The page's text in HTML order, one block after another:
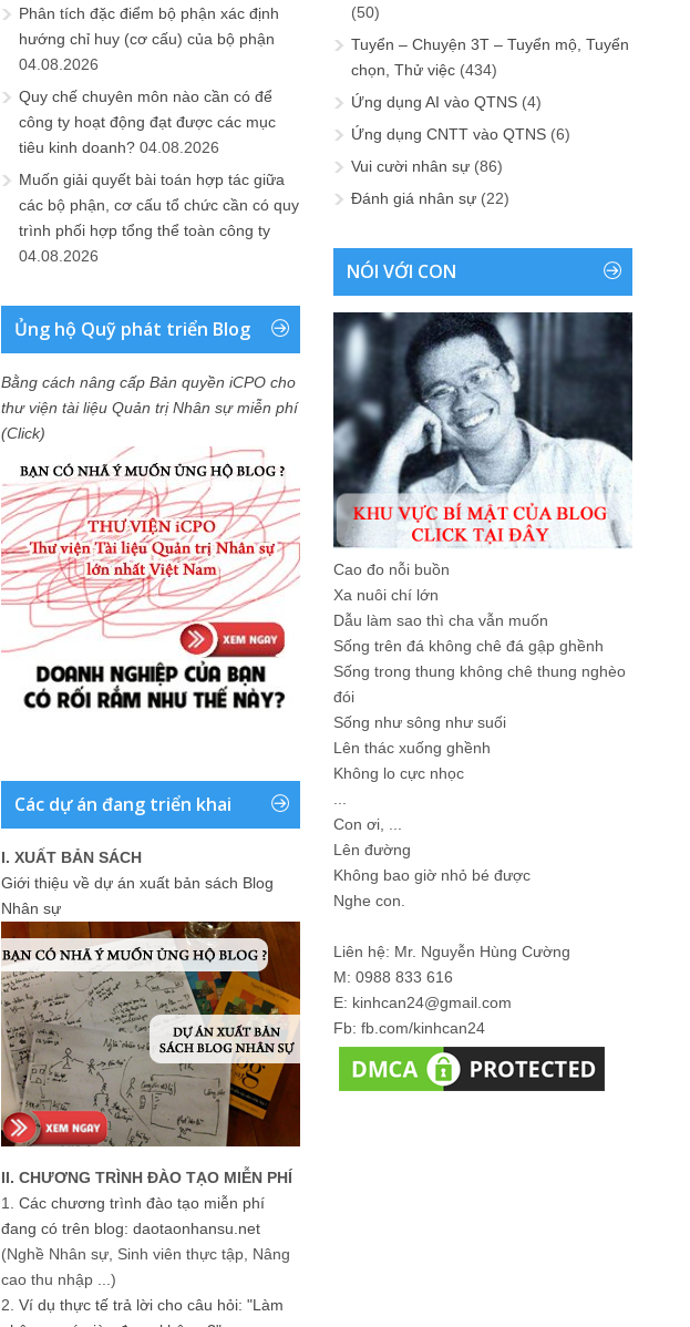
Phân tích đặc điểm bộ phận xác định
hướng chỉ huy (cơ cấu) của bộ phận
04.08.2026
Quy chế chuyên môn nào cần có để
công ty hoạt động đạt được các mục
tiêu kinh doanh? 04.08.2026
Muốn giải quyết bài toán hợp tác giữa
các bộ phận, cơ cấu tổ chức cần có quy
trình phối hợp tổng thể toàn công ty
04.08.2026
Ủng hộ Quỹ phát triển Blog
Bằng cách nâng cấp Bản quyền iCPO cho
thư viện tài liệu Quản trị Nhân sự miễn phí
(Click)
Các dự án đang triển khai
I. XUẤT BẢN SÁCH
Giới thiệu về dự án xuất bản sách Blog
Nhân sự
II. CHƯƠNG TRÌNH ĐÀO TẠO MIỄN PHÍ
1. Các chương trình đào tạo miễn phí
đang có trên blog: daotaonhansu.net
(Nghề Nhân sự, Sinh viên thực tập, Nâng
cao thu nhập ...)
2. Ví dụ thực tế trả lời cho câu hỏi: "Làm
(50)
Tuyển – Chuyện 3T – Tuyển mộ, Tuyển
chọn, Thử việc (434)
Ứng dụng AI vào QTNS (4)
Ứng dụng CNTT vào QTNS (6)
Vui cười nhân sự (86)
Đánh giá nhân sự (22)
NÓI VỚI CON
Cao đo nỗi buồn
Xa nuôi chí lớn
Dẫu làm sao thì cha vẫn muốn
Sống trên đá không chê đá gập ghềnh
Sống trong thung không chê thung nghèo
đói
Sống như sông như suối
Lên thác xuống ghềnh
Không lo cực nhọc
Con ơi, ...
Lên đường
Không bao giờ nhỏ bé được
Nghe con.
Liên hệ: Mr. Nguyễn Hùng Cường
M: 0988 833 616
E: kinhcan24@gmail.com
Fb: fb.com/kinhcan24